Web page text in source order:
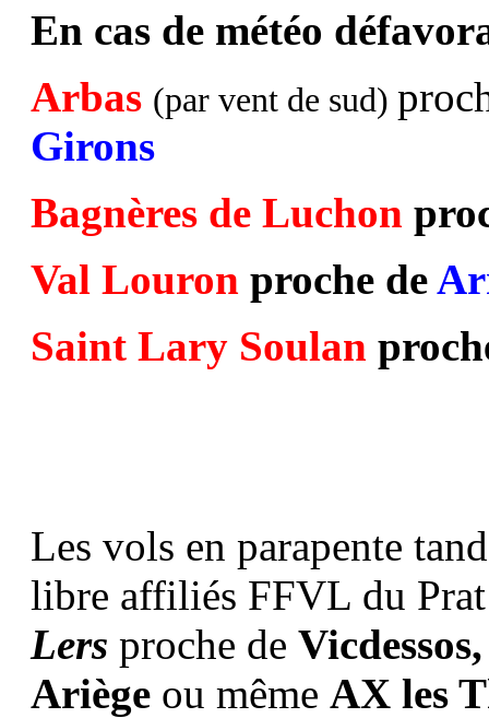
En cas de météo
Arbas (par vent de sud)
Girons
Bagnères de Luchon
Val Louron proche de
Saint Lary Soulan
Les vols en parapente
libre affiliés FFVL du
Lers proche de
Ariège ou même AX les